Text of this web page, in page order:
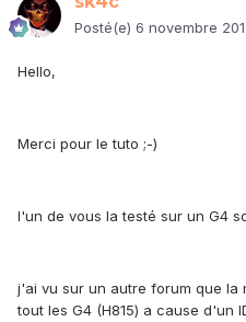
Posté(e) 6 novembre
Hello,
Merci pour le tuto ;-)
l'un de vous la testé sur un G4
j'ai vu sur un autre forum que la
tout les G4 (H815) a cause d'un